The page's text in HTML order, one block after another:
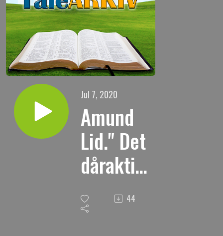
Jul 7, 2020
Amund
Lid." Det
dåraktige
i verden,
det
44